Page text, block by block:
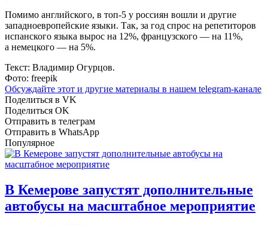
Помимо английского, в топ-5 у россиян вошли и другие
западноевропейские языки. Так, за год спрос на репетиторов
испанского языка вырос на 12%, французского — на 11%,
а немецкого — на 5%.
Текст: Владимир Огурцов.
Фото: freepik
Обсуждайте этот и другие материалы в нашем telegram-канале
Поделиться в VK
Поделиться OK
Отправить в телеграм
Отправить в WhatsApp
Популярное
В Кемерове запустят дополнительные
автобусы на масштабное мероприятие